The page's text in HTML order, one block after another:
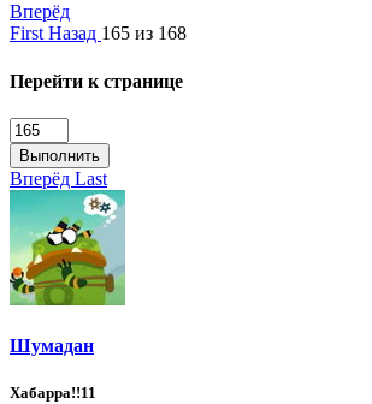
Вперёд
First Назад 165 из 168
Перейти к странице
Выполнить
Вперёд Last
Шумадан
Хабарра!!11